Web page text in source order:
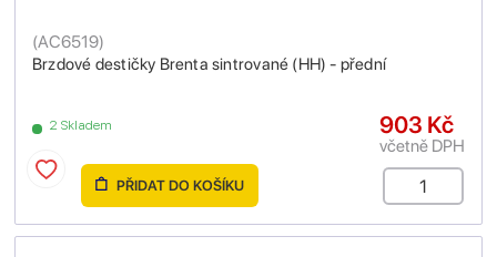
Brzdové destičky Brenta sintrované (HH) - přední
(AC6519)
2 Skladem 903 Kč
včetně DPH
PŘIDAT DO KOŠÍKU